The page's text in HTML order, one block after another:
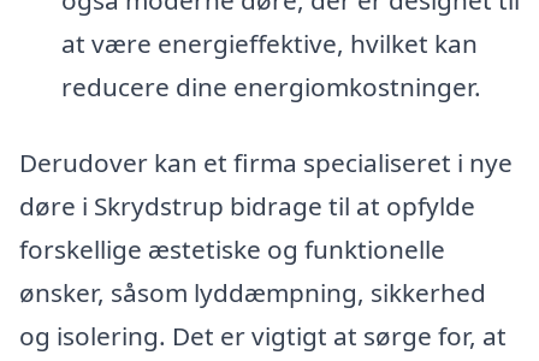
at være energieffektive, hvilket kan
reducere dine energiomkostninger.
Derudover kan et firma specialiseret i nye
døre i Skrydstrup bidrage til at opfylde
forskellige æstetiske og funktionelle
ønsker, såsom lyddæmpning, sikkerhed
og isolering. Det er vigtigt at sørge for, at